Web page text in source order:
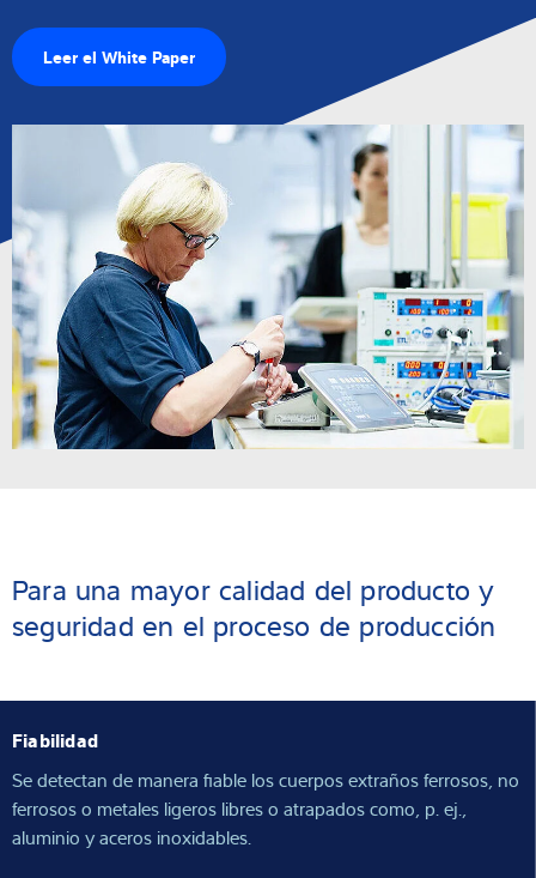
Leer el White Paper
Para una mayor calidad del producto y
seguridad en el proceso de producción
Fiabilidad
Se detectan de manera fiable los cuerpos extraños ferrosos, no
ferrosos o metales ligeros libres o atrapados como, p. ej.,
aluminio y aceros inoxidables.